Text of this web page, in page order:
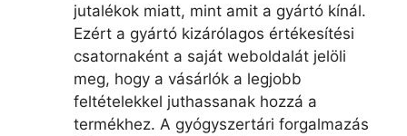
jutalékok miatt, mint amit a gyártó kínál.
Ezért a gyártó kizárólagos értékesítési
csatornaként a saját weboldalát jelöli
meg, hogy a vásárlók a legjobb
feltételekkel juthassanak hozzá a
termékhez. A gyógyszertári forgalmazás